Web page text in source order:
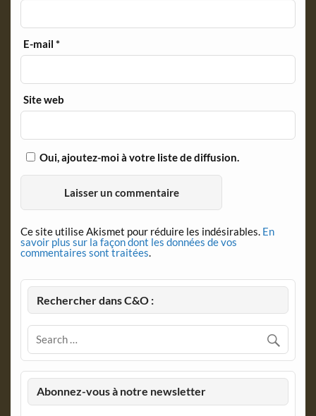
E-mail*
Site web
Oui, ajoutez-moi à votre liste de diffusion.
Ce site utilise Akismet pour réduire les indésirables. En
savoir plus sur la façon dont les données de vos
commentaires sont traitées.
Rechercher dans C&O :
Abonnez-vous à notre newsletter